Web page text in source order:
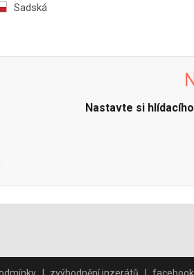
Sadská
Nastavte si